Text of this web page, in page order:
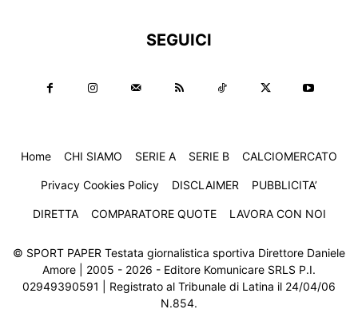
SEGUICI
Home CHI SIAMO SERIE A SERIE B CALCIOMERCATO
Privacy Cookies Policy DISCLAIMER PUBBLICITA’
DIRETTA COMPARATORE QUOTE LAVORA CON NOI
© SPORT PAPER Testata giornalistica sportiva Direttore Daniele
Amore | 2005 - 2026 - Editore Komunicare SRLS P.I.
02949390591 | Registrato al Tribunale di Latina il 24/04/06
N.854.